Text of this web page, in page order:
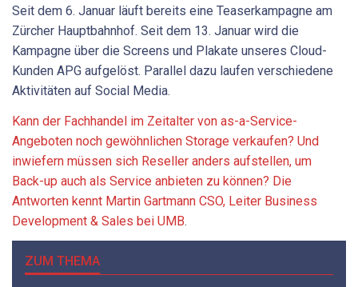
Seit dem 6. Januar läuft bereits eine Teaserkampagne am
Zürcher Hauptbahnhof. Seit dem 13. Januar wird die
Kampagne über die Screens und Plakate unseres Cloud-
Kunden APG aufgelöst. Parallel dazu laufen verschiedene
Aktivitäten auf Social Media.
Kann der Fachhandel im Zeitalter von as-a-Service-
Angeboten noch gewöhnlichen Storage verkaufen? Und
inwiefern müssen sich Reseller anders aufstellen, um
Back-up auch als Service anbieten zu können? Die
Antworten kennt Martin Gartmann CSO, Leiter Business
Development & Sales bei UMB.
ZUM THEMA